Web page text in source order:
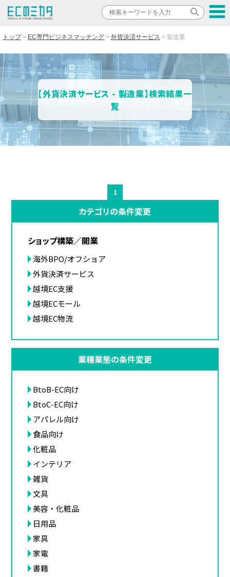
トップ EC専門ビジネスマッチング 外貨決済サービス 製造業
【外貨決済サービス - 製造業】検索結果一
覧
1
カテゴリの条件変更
ショップ構築／開業
海外BPO/オフショア
外貨決済サービス
越境EC支援
越境ECモール
越境EC物流
業種業態の条件変更
BtoB-EC向け
BtoC-EC向け
アパレル向け
食品向け
化粧品
インテリア
雑貨
文具
美容・化粧品
日用品
家具
家電
書籍